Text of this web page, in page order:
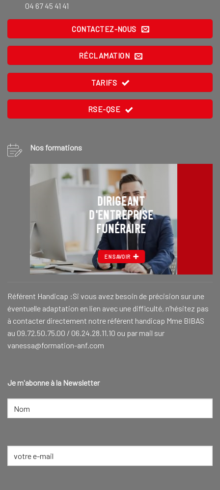
04 67 45 41 41
CONTACTEZ-NOUS
RÉCLAMATION
TARIFS
RSE-QSE
Nos formations
DIRIGEANT
D'ENTREPRISE
FUNÉRAIRE
EN SAVOIR
Référent Handicap :Si vous avez besoin de précision sur une
éventuelle adaptation en lien avec une difficulté, n’hésitez pas
à contacter directement notre référent handicap Mme BIBAS
au 09.72.50.75.00 / 06.24.28.11.10 ou par mail sur
vanessa@formation-anf.com
Je m'abonne à la Newsletter
NOM